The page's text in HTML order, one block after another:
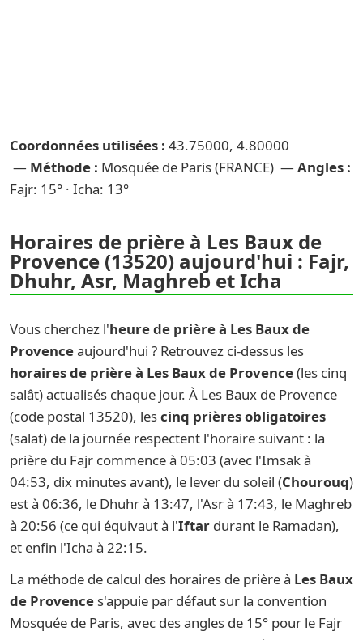
Coordonnées utilisées : 43.75000, 4.80000
— Méthode : Mosquée de Paris (FRANCE) — Angles :
Fajr: 15° · Icha: 13°
Horaires de prière à Les Baux de
Provence (13520) aujourd'hui : Fajr,
Dhuhr, Asr, Maghreb et Icha
Vous cherchez l'heure de prière à Les Baux de
Provenceaujourd'hui ? Retrouvez ci-dessus les
horaires de prière à Les Baux de Provence(les cinq
salât) actualisés chaque jour. À Les Baux de Provence
(code postal 13520), lescinq prières obligatoires
(salat) de la journée respectent l'horaire suivant : la
prière du Fajr commence à 05:03 (avec l'Imsak à
04:53, dix minutes avant), le lever du soleil (Chourouq)
est à 06:36, le Dhuhr à 13:47, l'Asr à 17:43, le Maghreb
à 20:56 (ce qui équivaut à l'Iftar durant le Ramadan),
et enfin l'Icha à 22:15.
La méthode de calcul des horaires de prière à Les Baux
de Provence s'appuie par défaut sur la convention
Mosquée de Paris, avec des angles de 15° pour le Fajr